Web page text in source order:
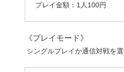
プレイ金額：1人100円
《プレイモード》
シングルプレイか通信対戦を